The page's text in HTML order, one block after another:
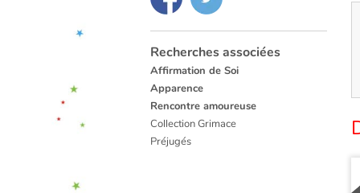
Recherches associées
Affirmation de Soi
Apparence
Rencontre amoureuse
Collection Grimace
Préjugés